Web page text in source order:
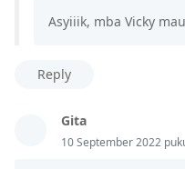
Asyiiik, mba Vicky
Reply
Gita
10 September 2022